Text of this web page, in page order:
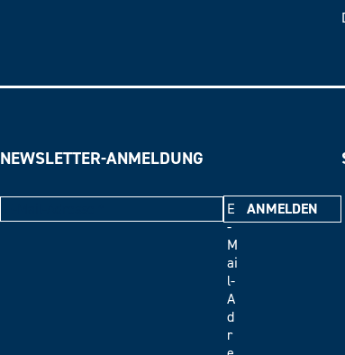
NEWSLETTER-ANMELDUNG
E
-
M
ai
l-
A
d
r